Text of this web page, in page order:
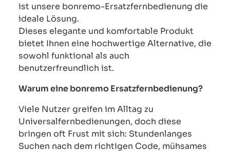
ist unsere bonremo-Ersatzfernbedienung die
ideale Lösung.
Dieses elegante und komfortable Produkt
bietet Ihnen eine hochwertige Alternative, die
sowohl funktional als auch
benutzerfreundlich ist.
Warum eine bonremo Ersatzfernbedienung?
Viele Nutzer greifen im Alltag zu
Universalfernbedienungen, doch diese
bringen oft Frust mit sich: Stundenlanges
Suchen nach dem richtigen Code, mühsames